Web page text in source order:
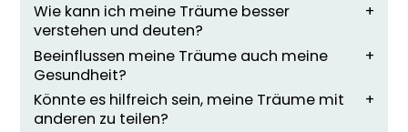
Wie kann ich meine Träume besser
verstehen und deuten?
Beeinflussen meine Träume auch meine
Gesundheit?
Könnte es hilfreich sein, meine Träume mit
anderen zu teilen?